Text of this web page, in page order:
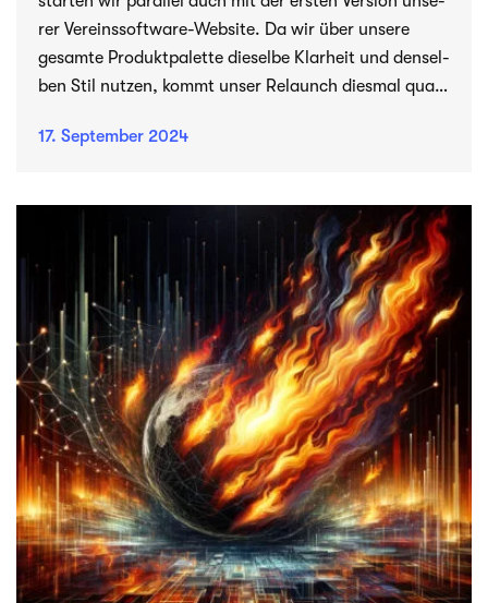
rer Vereinssoftware-Website. Da wir über unsere
gesamte Pro­dukt­pa­lette die­selbe Klar­heit und den­sel­
ben Stil nut­zen, kommt unser Relaunch dies­mal quasi
17. Sep­tem­ber 2024